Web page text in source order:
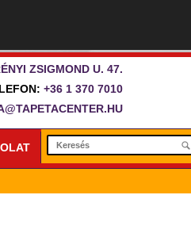
ZSIGMOND U. 47.
+36 1 370 7010